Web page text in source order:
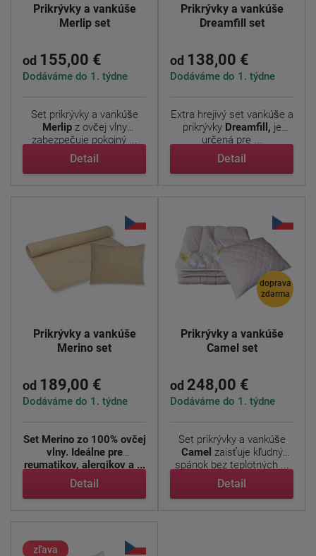
Prikrývky a vankúše
Merlip set
od 155,00 €
Dodáváme do 1. týdne
Set prikrývky a vankúše
Merlipz ovčej vlny
zabezpečuje pokojný ...
Detail
Prikrývky a vankúše
Dreamfill set
od 138,00 €
Dodáváme do 1. týdne
Extra hrejivý set vankúše a
prikrývky Dreamfill, je
určená pre ...
Detail
Prikrývky a vankúše
Merino set
od 189,00 €
Dodáváme do 1. týdne
Set Merino zo 100% ovčej
vlny. Ideálne pre
reumatikov, alergikov a ...
Detail
doprava
zdarma
Prikrývky a vankúše
Camel set
od 248,00 €
Dodáváme do 1. týdne
Set prikrývky a vankúše
Camel zaisťuje kľudný
spánok bez teplotných ...
Detail
zľava